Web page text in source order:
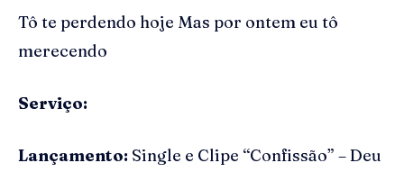
Tô te perdendo hoje Mas por ontem eu tô
merecendo
Serviço:
Lançamento: Single e Clipe “Confissão” – Deu